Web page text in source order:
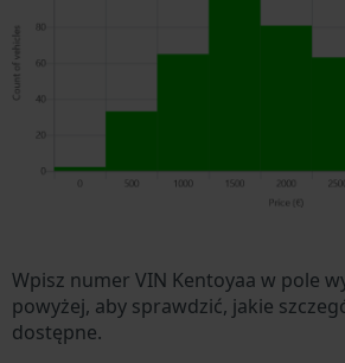
Wpisz numer VIN Kentoyaa w pole
powyżej, aby sprawdzić, jakie
dostępne.